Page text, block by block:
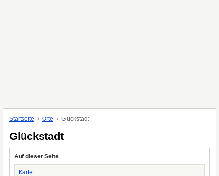
Startseite Orte Glückstadt
Glückstadt
Auf dieser Seite
Karte